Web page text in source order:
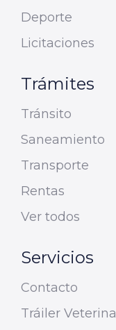
Deporte
Licitaciones
Trámites
Tránsito
Saneamiento
Transporte
Rentas
Ver todos
Servicios
Contacto
Tráiler